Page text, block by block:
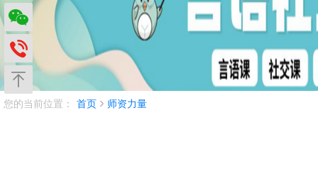
您的当前位置： 首页 师资力量